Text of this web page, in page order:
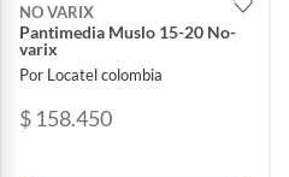
NO VARIX
Pantimedia Muslo 15-20 No-
varix
Por Locatel colombia
$ 158.450